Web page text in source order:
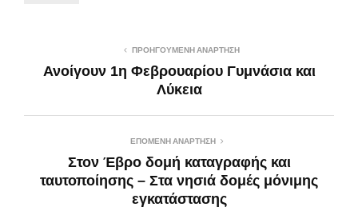
ΠΡΟΗΓΟΎΜΕΝΗ ΑΝΆΡΤΗΣΗ
Ανοίγουν 1η Φεβρουαρίου Γυμνάσια και
Λύκεια
ΕΠΌΜΕΝΗ ΑΝΆΡΤΗΣΗ
Στον Έβρο δομή καταγραφής και
ταυτοποίησης – Στα νησιά δομές μόνιμης
εγκατάστασης